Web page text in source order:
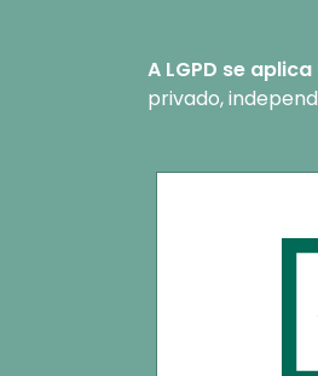
Text
A LGPD se
privado,